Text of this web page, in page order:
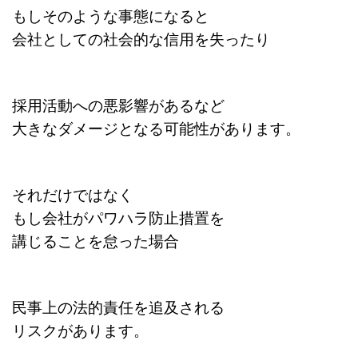
もしそのような事態になると
会社としての社会的な信用を失ったり
採用活動への悪影響があるなど
大きなダメージとなる可能性があります。
それだけではなく
もし会社がパワハラ防止措置を
講じることを怠った場合
民事上の法的責任を追及される
リスクがあります。